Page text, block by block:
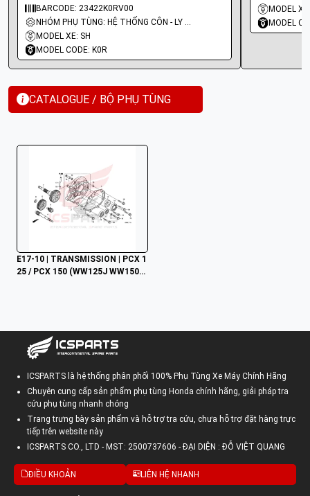
BARCODE: 23422K0RV00
NHÓM PHỤ TÙNG: HỆ THỐNG CÔN - LY HỢP - TRỤC SỐ - BÁNH RĂNG
MODEL XE: SH
MODEL CODE: K0R
MODEL
MODEL
CATALOGUE / BỘ PHỤ TÙNG
E17-10 | TRANSMISSION | PCX 1
25 / PCX 150 (WW125J WW150J)
ICSPARTS là hệ thống phân phối 100% Phụ Tùng Xe Máy Chính Hãng
Chuyên cung cấp sản phẩm phụ tùng Honda chính hãng, giải pháp tra
cứu phụ tùng nhanh chóng
Trang trưng bày sản phẩm và hỗ trợ tra cứu, chưa hỗ trợ đặt hàng trực
tiếp trên website này
ICSPARTS CO., LTD - MST: 2500737606 - ĐẠI DIỆN : ĐỖ VIỆT QUANG
ĐIỀU KHOẢN LIÊN HỆ NHANH